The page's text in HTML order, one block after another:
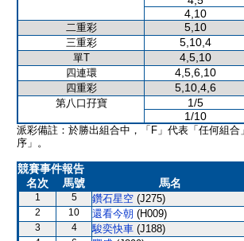
4,10
二重彩 5,10
三重彩 5,10,4
單T 4,5,10
四連環 4,5,6,10
四重彩 5,10,4,6
第八口孖寶 1/5
1/10
派彩備註：於勝出組合中，「F」代表「任何組
序」。
競賽事件報告
名次
馬號 馬名
1 5 鑽石星空 (J275)
2 10 還看今朝 (H009)
3 4 駿奕快車 (J188)